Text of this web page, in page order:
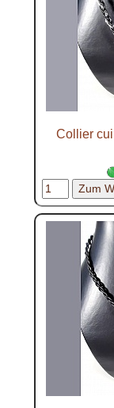
Collier